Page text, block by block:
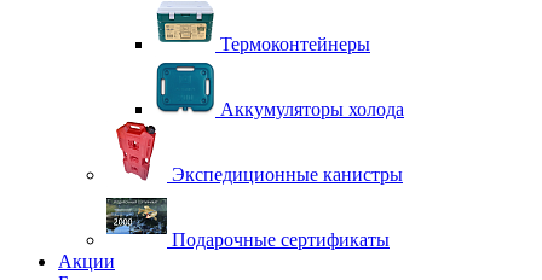
Термоконтейнеры
Аккумуляторы холода
Экспедиционные канистры
Подарочные сертификаты
Акции